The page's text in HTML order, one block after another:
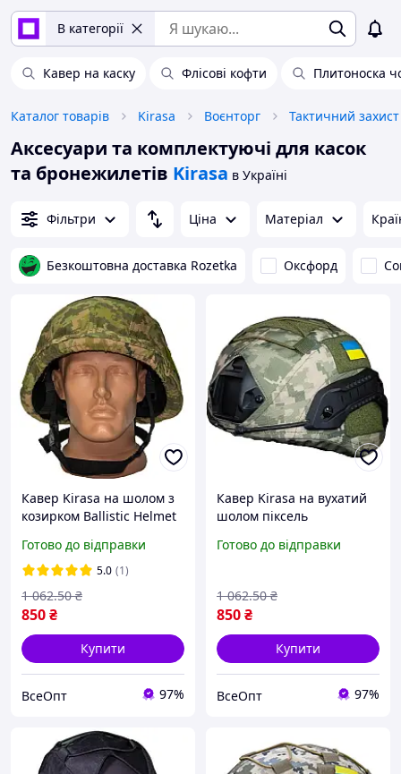
В категорії
Кавер на каску Флісові кофти Плитоноска
Каталог товарів Kirasa Воєнторг Тактичний
Аксесуари та комплектуючі для касок
та бронежилетів Kirasa в Україні
Фільтри Ціна Матеріал
Безкоштовна доставка Rozetka Оксфорд
Кавер Kirasa на шолом з
козирком Ballistic Helmet
(Арт.KI604) Cordura 1000d,
S-M
Готово до відправки
5.0 (1)
850₴
1 062.50 ₴
Купити
ВсеОпт 97%
Кавер Kirasa на вухатий
шолом піксель
Cordura 1000d, розмір - L
Готово до відправки
850₴
1 062.50 ₴
Купити
ВсеОпт 97%